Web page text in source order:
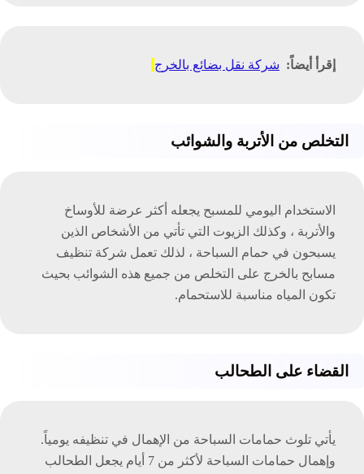
إقرأ أيضاً: شركة نقل بضائع بالخرج
التخلص من الأتربة والشوائب
الاستخدام اليومي للمسبح يجعله أكثر عرضة للأوساخ
والأتربة ، وكذلك الزيوت التي تأتي من الأشخاص الذين
يسبحون في حمام السباحة ، لذلك تعمل شركة تنظيف
مسابح بالخرج على التخلص من جميع هذه الشوائب بحيث
تكون المياه مناسبة للاستحمام.
القضاء على الطحالب
يأتي تلوث حمامات السباحة من الإهمال في تنظيفه يومياً.
وإهمال حمامات السباحة لأكثر من 7 أيام يجعل الطحالب